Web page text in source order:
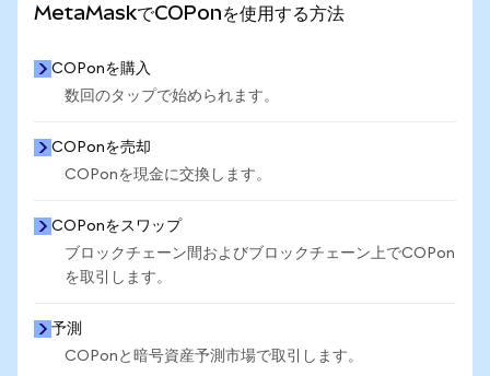
MetaMaskでCOPonを使用する方法
COPonを購入
数回のタップで始められます。
COPonを売却
COPonを現金に交換します。
COPonをスワップ
ブロックチェーン間およびブロックチェーン上でCOPon
を取引します。
予測
COPonと暗号資産予測市場で取引します。